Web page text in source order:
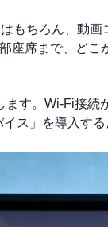
もちろん、動画
座席まで、どこ
す。Wi-Fi接続
ス」を導入す